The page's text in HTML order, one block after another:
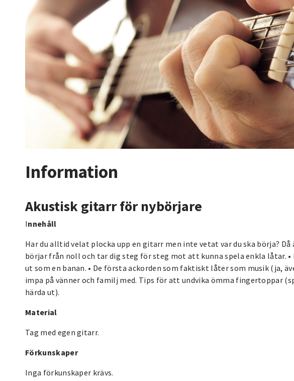
Information
Akustisk gitarr för nybörjare
Innehåll
Har du alltid velat plocka upp en gitarr men inte vetat var du ska börja? Då
börjar från noll och tar dig steg för steg mot att kunna spela enkla låtar.
ut som en banan. • De första ackorden som faktiskt låter som musik (ja,
impa på vänner och familj med. Tips för att undvika ömma fingertoppar
härda ut).
Material
Tag med egen gitarr.
Förkunskaper
Inga förkunskaper krävs.